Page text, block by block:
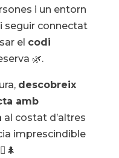
i un entorn
seguir connectat
el codi
🌿.
descobreix
amb
al costat d’altres
imprescindible